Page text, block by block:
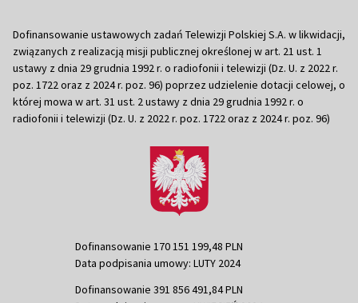
Dofinansowanie ustawowych zadań Telewizji Polskiej S.A. w likwidacji,
związanych z realizacją misji publicznej określonej w art. 21 ust. 1
ustawy z dnia 29 grudnia 1992 r. o radiofonii i telewizji (Dz. U. z 2022 r.
poz. 1722 oraz z 2024 r. poz. 96) poprzez udzielenie dotacji celowej, o
której mowa w art. 31 ust. 2 ustawy z dnia 29 grudnia 1992 r. o
radiofonii i telewizji (Dz. U. z 2022 r. poz. 1722 oraz z 2024 r. poz. 96)
Dofinansowanie 170 151 199,48 PLN
Data podpisania umowy: LUTY 2024
Dofinansowanie 391 856 491,84 PLN